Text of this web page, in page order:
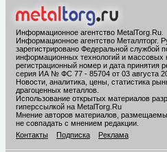
Информационное агентство MetalTorg.Ru
Информационное агентство Металлторг.
зарегистрировано Федеральной службой
информационных технологий и массовых
регистрационный номер и дата принятия
серия ИА № ФС 77 - 85704 от 03 августа
Новости, аналитика, цены, статистика
драгоценных металлов.
Использование открытых материалов
гиперссылкой на MetalTorg.Ru
Мнение авторов материалов,
не совпадать с мнением редакции.
Контакты
Подписка Реклама